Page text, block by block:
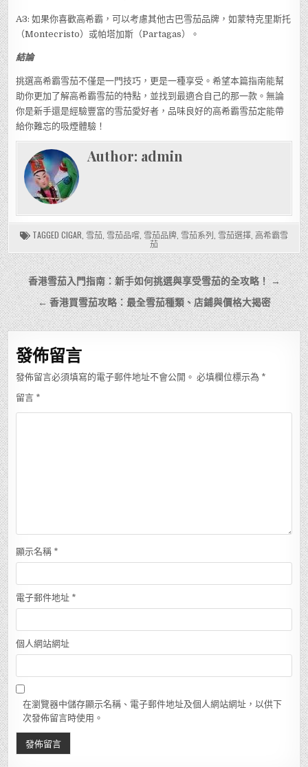
A3: 如果你喜歡高希霸，可以考慮其他古巴雪茄品牌，如蒙特克里斯托
（Montecristo）或帕塔加斯（Partagas）。
結論
挑選高希霸雪茄不僅是一門技巧，更是一種享受。希望本篇指南能幫
助你更加了解高希霸雪茄的特點，並找到最適合自己的那一款。無論
你是新手還是經驗豐富的雪茄愛好者，品味良好的高希霸雪茄定能帶
給你難忘的吸煙體驗！
Author: admin
TAGGED CIGAR 雪茄 雪茄品嚐 雪茄品牌 雪茄系列 雪茄選擇 高希霸雪
茄
文
章
導
覽
香港雪茄入門指南：新手如何挑選與享受雪茄的全攻略！ →
← 香港買雪茄攻略：最全雪茄種類、店鋪與價格大揭密
發佈留言
發佈留言必須填寫的電子郵件地址不會公開。 必填欄位標示為 *
留言 *
顯示名稱 *
電子郵件地址 *
個人網站網址
在瀏覽器中儲存顯示名稱、電子郵件地址及個人網站網址，以供下
次發佈留言時使用。